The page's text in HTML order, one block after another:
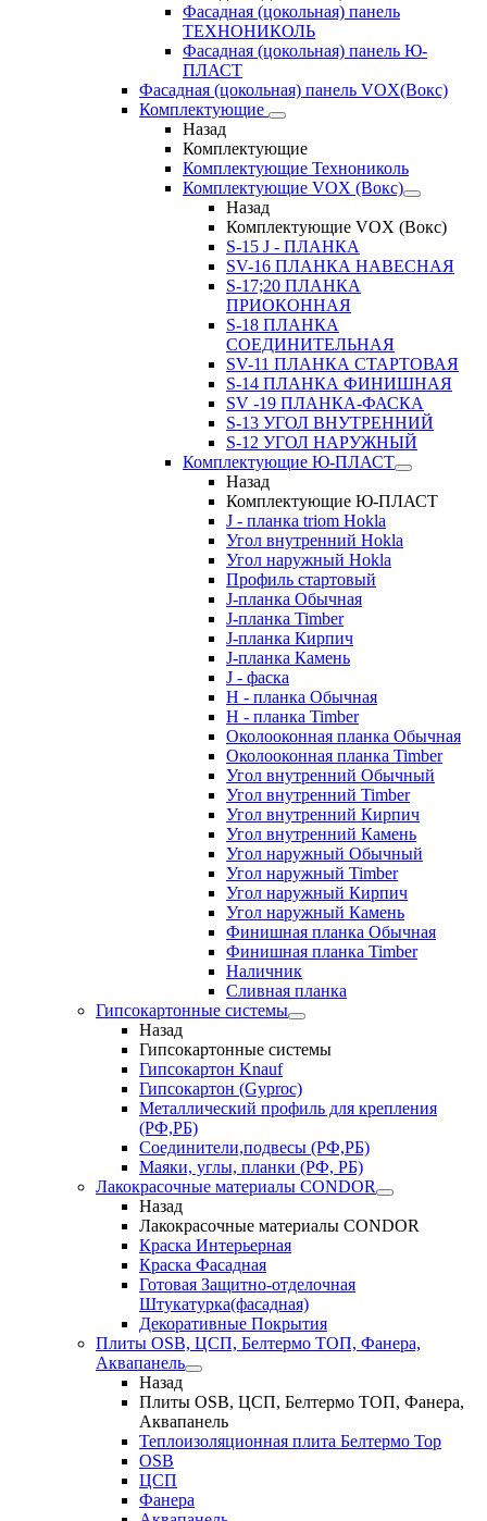
Фасадная (цокольная) панель
ТЕХНОНИКОЛЬ
Фасадная (цокольная) панель Ю-
ПЛАСТ
Фасадная (цокольная) панель VOX(Вокс)
Комплектующие
Назад
Комплектующие
Комплектующие Технониколь
Комплектующие VOX (Вокс)
Назад
Комплектующие VOX (Вокс)
S-15 J - ПЛАНКА
SV-16 ПЛАНКА НАВЕСНАЯ
S-17;20 ПЛАНКА
ПРИОКОННАЯ
S-18 ПЛАНКА
СОЕДИНИТЕЛЬНАЯ
SV-11 ПЛАНКА СТАРТОВАЯ
S-14 ПЛАНКА ФИНИШНАЯ
SV -19 ПЛАНКА-ФАСКА
S-13 УГОЛ ВНУТРЕННИЙ
S-12 УГОЛ НАРУЖНЫЙ
Комплектующие Ю-ПЛАСТ
Назад
Комплектующие Ю-ПЛАСТ
J - планка triom Hokla
Угол внутренний Hokla
Угол наружный Hokla
Профиль стартовый
J-планка Обычная
J-планка Timber
J-планка Кирпич
J-планка Камень
J - фаска
Н - планка Обычная
Н - планка Timber
Околооконная планка Обычная
Околооконная планка Timber
Угол внутренний Обычный
Угол внутренний Timber
Угол внутренний Кирпич
Угол внутренний Камень
Угол наружный Обычный
Угол наружный Timber
Угол наружный Кирпич
Угол наружный Камень
Финишная планка Обычная
Финишная планка Timber
Наличник
Сливная планка
Гипсокартонные системы
Назад
Гипсокартонные системы
Гипсокартон Knauf
Гипсокартон (Gyproc)
Металлический профиль для крепления
(РФ,РБ)
Соединители,подвесы (РФ,РБ)
Маяки, углы, планки (РФ, РБ)
Лакокрасочные материалы CONDOR
Назад
Лакокрасочные материалы CONDOR
Краска Интерьерная
Краска Фасадная
Готовая Защитно-отделочная
Штукатурка(фасадная)
Декоративные Покрытия
Плиты OSB, ЦСП, Белтермо ТОП, Фанера,
Аквапанель
Назад
Плиты OSB, ЦСП, Белтермо ТОП, Фанера,
Аквапанель
Теплоизоляционная плита Белтермо Top
OSB
ЦСП
Фанера